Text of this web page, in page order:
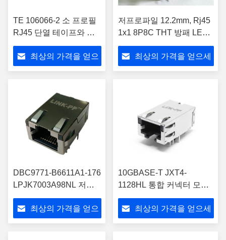
TE 106066-2 소 프로필
RJ45 단열 테이프와 모
듈식 잭
최상의 가격을 얻으
저프로파일 12.2mm, Rj45
1x1 8P8C THT 방패 LEDs
없음 LPJEF180-0CNL
최상의 가격을 얻으세
DBC9771-B6611A1-176
LPJK7003A98NL 저프
로필 RJ45 잭
10/100/1000BASE-T
최상의 가격을 얻으
10GBASE-T JXT4-
1128HL 통합 커넥터 모듈
산업용
최상의 가격을 얻으세